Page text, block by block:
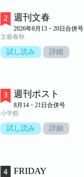
週刊文春
2026年8月13・20日合併号
文藝春秋
試し読み 詳細
週刊ポスト
8月14・21日合併号
小学館
試し読み 詳細
FRIDAY